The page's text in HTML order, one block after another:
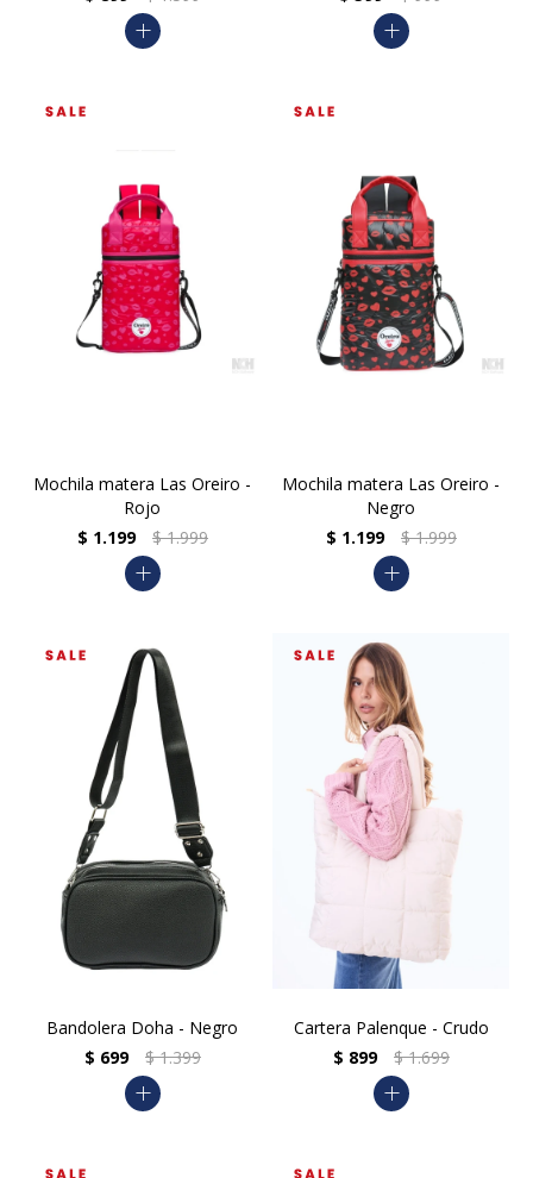
add add
Mochila matera Las Oreiro -
Rojo
$ 1.199 $ 1.999
add
Mochila matera Las Oreiro -
Negro
$ 1.199 $ 1.999
add
Bandolera Doha - Negro
$ 699 $ 1.399
add
Cartera Palenque - Crudo
$ 899 $ 1.699
add